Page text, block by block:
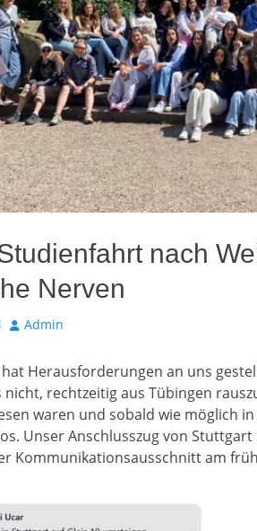
nach
Nerven
AutorAdmin
hat Herausforderungen an uns
nicht, rechtzeitig aus Tübingen
waren und sobald wie möglich
Unser Anschlusszug von
Kommunikationsausschnitt am